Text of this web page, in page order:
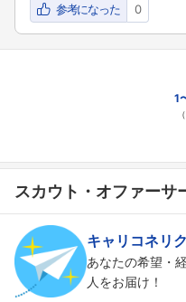
参考になった 0
1
スカウト・オファーサ
キャリコネリ
あなたの希望・
人をお届け！